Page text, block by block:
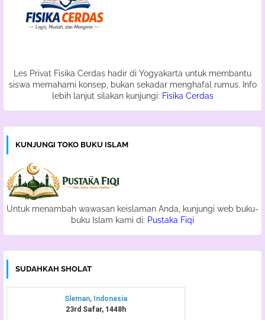
Les Privat Fisika Cerdas hadir di Yogyakarta untuk membantu
siswa memahami konsep, bukan sekadar menghafal rumus. Info
lebih lanjut silakan kunjungi: Fisika Cerdas
KUNJUNGI TOKO BUKU ISLAM
Untuk menambah wawasan keislaman Anda, kunjungi web buku-
buku Islam kami di: Pustaka Fiqi
SUDAHKAH SHOLAT